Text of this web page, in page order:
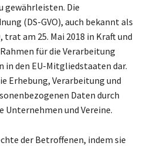
gewährleisten. Die
(DS-GVO), auch bekannt als
trat am 25. Mai 2018 in Kraft und
für die Verarbeitung
in den EU-Mitgliedstaaten dar.
Erhebung, Verarbeitung und
Daten durch
und Vereine.
der Betroffenen, indem sie